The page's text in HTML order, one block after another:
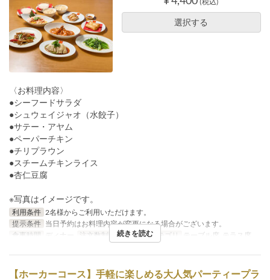
選択する
〈お料理内容〉
●シーフードサラダ
●シュウェイジャオ（水餃子）
●サテー・アヤム
●ペーパーチキン
●チリプラウン
●スチームチキンライス
●杏仁豆腐
※写真はイメージです。
利用条件 2名様からご利用いただけます。
提示条件 当日予約はお料理内容が変更になる場合がございます。
食事時間
ディナー 注文数制限 2 ~ 席のカテゴリ テーブル席, テラス席
続きを読む
【ホーカーコース】手軽に楽しめる大人気パーティープラ